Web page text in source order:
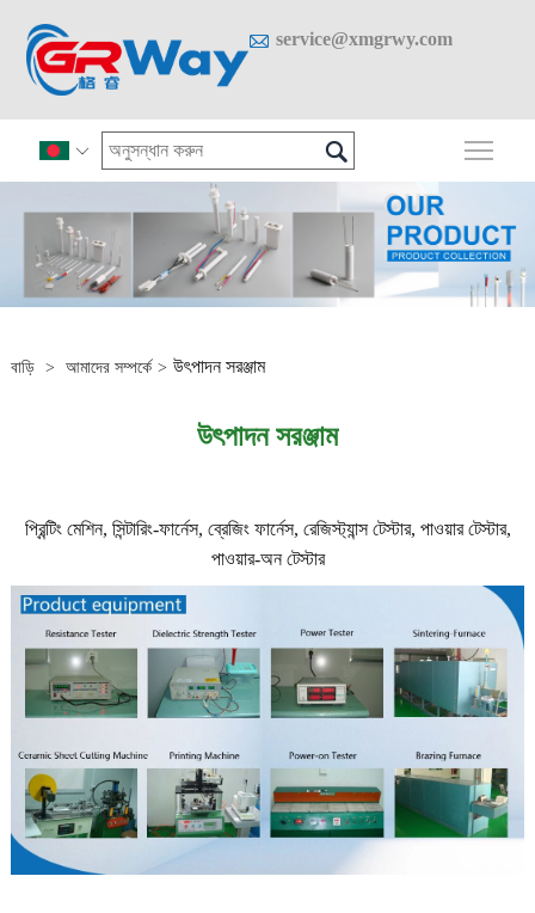
 service@xmgrwy.com
 
বাড়ি > আমাদের সম্পর্কে > উৎপাদন সরঞ্জাম
উৎপাদন সরঞ্জাম
প্রিন্টিং মেশিন, সিন্টারিং-ফার্নেস, ব্রেজিং ফার্নেস, রেজিস্ট্যান্স টেস্টার, পাওয়ার টেস্টার,
পাওয়ার-অন টেস্টার